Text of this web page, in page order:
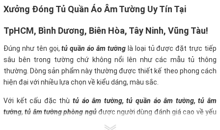
Xưởng Đóng Tủ Quần Áo Âm Tường Uy Tín Tại
TpHCM, Bình Dương, Biên Hòa, Tây Ninh, Vũng Tàu!
Đúng như tên gọi,tủ quần áo âm tườnglà loại tủ được đặt trực tiếp
sâu bên trong tường chứ không nổi lên như các mẫu tủ thông
thường. Dòng sản phẩm này thường được thiết kế theo phong cách
hiện đại với nhiều lựa chọn về kiểu dáng, màu sắc.
Với kết cấu đặc thù tủ áo âm tường, tủ quần áo âm tường, tủ âm
tường, tủ âm tường phòng ngủđược người dùng đánh giá cao về yếu
tố thẩm mỹ cũng như hiệu quả trong việc tiết kiệm diện tích sử